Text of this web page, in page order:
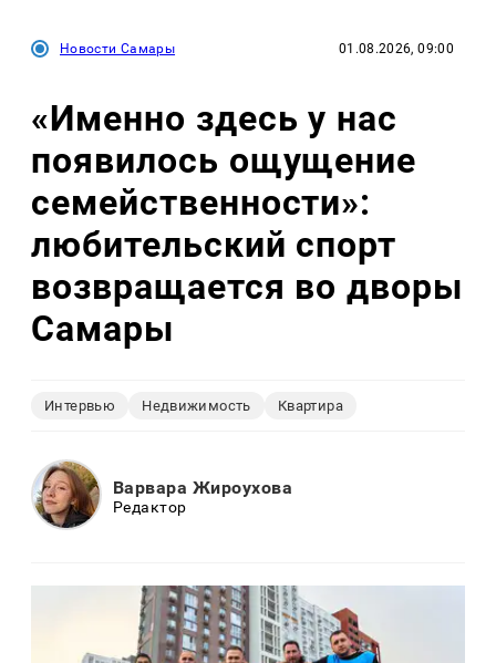
Новости Самары 01.08.2026, 09:00
«Именно здесь у нас
появилось ощущение
семейственности»:
любительский спорт
возвращается во дворы
Самары
Интервью Недвижимость Квартира
Варвара Жироухова
Редактор